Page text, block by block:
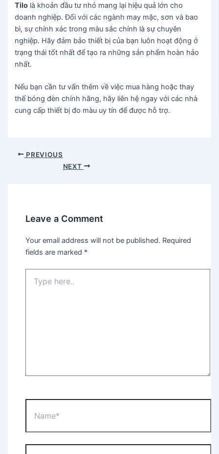
Tilo là khoản đầu tư nhỏ mang lại hiệu quả lớn cho
doanh nghiệp. Đối với các ngành may mặc, sơn và bao
bì, sự chính xác trong màu sắc chính là sự chuyên
nghiệp. Hãy đảm bảo thiết bị của bạn luôn hoạt động ở
trạng thái tốt nhất để tạo ra những sản phẩm hoàn hảo
nhất.
Nếu bạn cần tư vấn thêm về việc mua hàng hoặc thay
thế bóng đèn chính hãng, hãy liên hệ ngay với các nhà
cung cấp thiết bị đo màu uy tín để được hỗ trợ.
Post PREVIOUS
NEXT
Leave a Comment
Your email address will not be published. Required
fields are marked *
here..